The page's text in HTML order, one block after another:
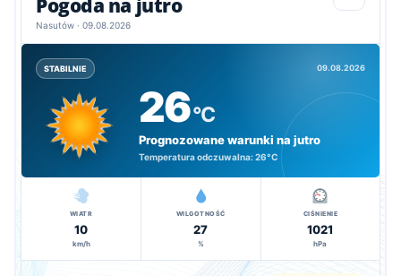
Nasutów · 09.08.2026
STABILNIE 09.08.2026
26°C
Prognozowane warunki na jutro
Temperatura odczuwalna:26°C
WIATR
10
km/h
WILGOTNOŚĆ
27
%
CIŚNIENIE
1021
hPa